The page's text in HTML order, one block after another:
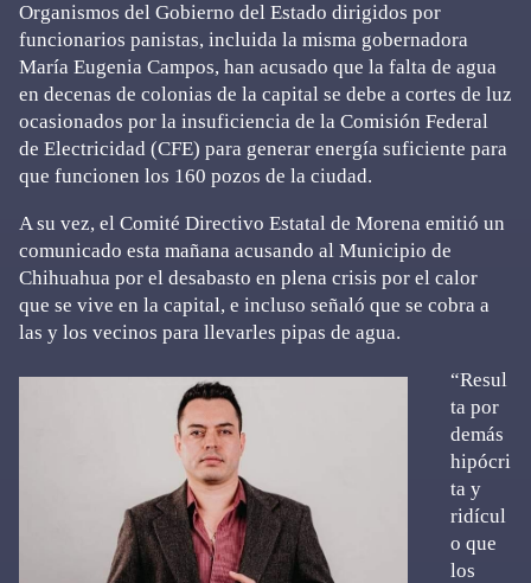
Organismos del Gobierno del Estado dirigidos por
funcionarios panistas, incluida la misma gobernadora
María Eugenia Campos, han acusado que la falta de agua
en decenas de colonias de la capital se debe a cortes de luz
ocasionados por la insuficiencia de la Comisión Federal
de Electricidad (CFE) para generar energía suficiente para
que funcionen los 160 pozos de la ciudad.
A su vez, el Comité Directivo Estatal de Morena emitió un
comunicado esta mañana acusando al Municipio de
Chihuahua por el desabasto en plena crisis por el calor
que se vive en la capital, e incluso señaló que se cobra a
las y los vecinos para llevarles pipas de agua.
“Resul
ta por
demás
hipócri
ta y
ridícul
o que
los